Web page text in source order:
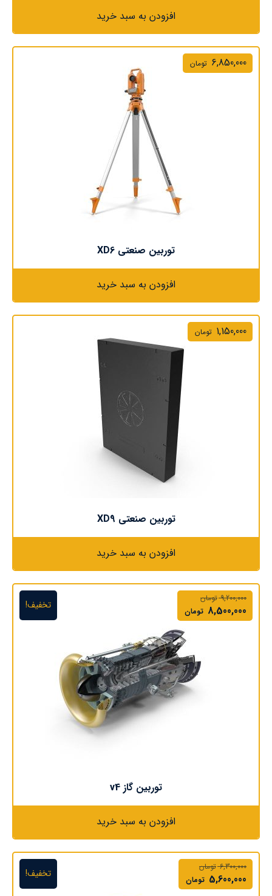
افزودن به سبد خرید
6,850,000 تومان
توربین صنعتی XD6
افزودن به سبد خرید
1,150,000 تومان
توربین صنعتی XD9
افزودن به سبد خرید
9,200,000 تومان
8,500,000 تومان تخفیف!
توربین گاز v4
افزودن به سبد خرید
6,300,000 تومان
5,600,000 تومان تخفیف!